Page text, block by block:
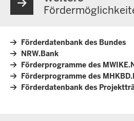
Förderdatenbank des Bundes
NRW.Bank
Förderprogramme des
Förderprogramme des
Förderdatenbank des